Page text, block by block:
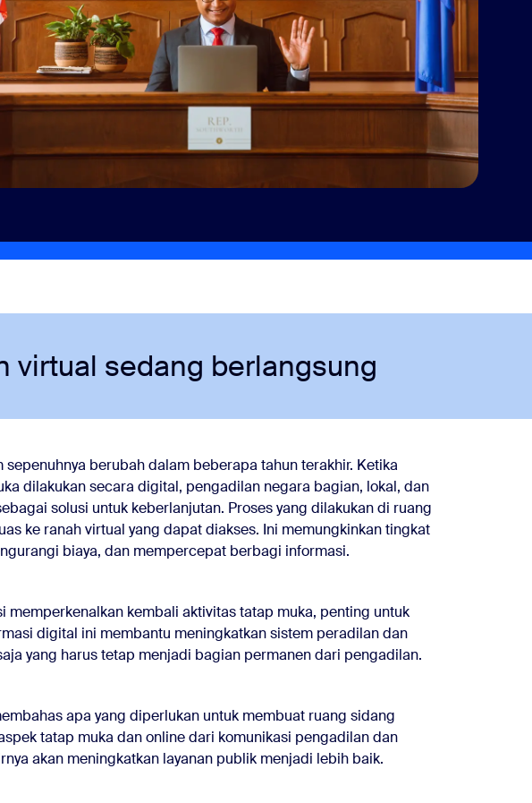
virtual sedang berlangsung
sepenuhnya berubah dalam beberapa tahun terakhir. Ketika
dilakukan secara digital, pengadilan negara bagian, lokal, dan
solusi untuk keberlanjutan. Proses yang dilakukan di ruang
ke ranah virtual yang dapat diakses. Ini memungkinkan tingkat
biaya, dan mempercepat berbagi informasi.
memperkenalkan kembali aktivitas tatap muka, penting untuk
digital ini membantu meningkatkan sistem peradilan dan
yang harus tetap menjadi bagian permanen dari pengadilan.
apa yang diperlukan untuk membuat ruang sidang
tatap muka dan online dari komunikasi pengadilan dan
akan meningkatkan layanan publik menjadi lebih baik.